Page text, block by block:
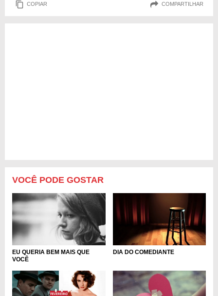
COPIAR COMPARTILHAR
VOCÊ PODE GOSTAR
EU QUERIA BEM MAIS QUE
VOCÊ
DIA DO COMEDIANTE